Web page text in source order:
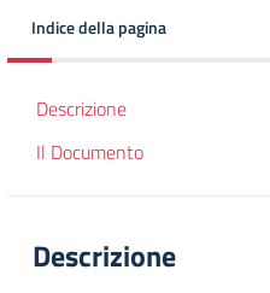
Indice della pagina
Descrizione
Il Documento
Descrizione